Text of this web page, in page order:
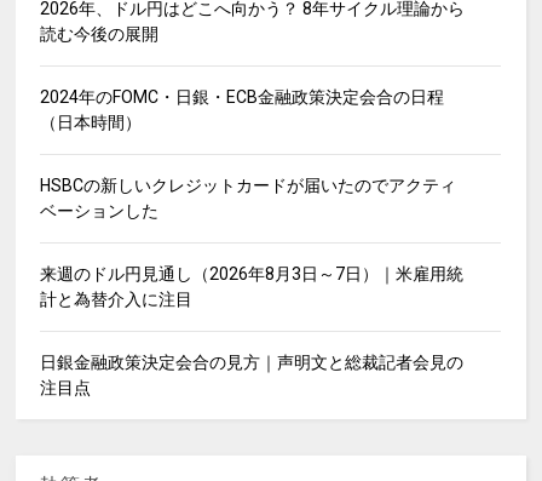
2026年、ドル円はどこへ向かう？ 8年サイクル理論から
読む今後の展開
2024年のFOMC・日銀・ECB金融政策決定会合の日程
（日本時間）
HSBCの新しいクレジットカードが届いたのでアクティ
ベーションした
来週のドル円見通し（2026年8月3日～7日）｜米雇用統
計と為替介入に注目
日銀金融政策決定会合の見方｜声明文と総裁記者会見の
注目点